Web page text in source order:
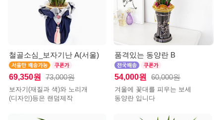
철골소심_보자기난 A(서울)
69,350원 73,000원
보자기(재질과 색)와 노리개
(디자인)등은 랜덤제작
품격있는 동양란 B
54,000원 60,000원
겨울에 꽃대를 피우는 보세
동양란 입니다